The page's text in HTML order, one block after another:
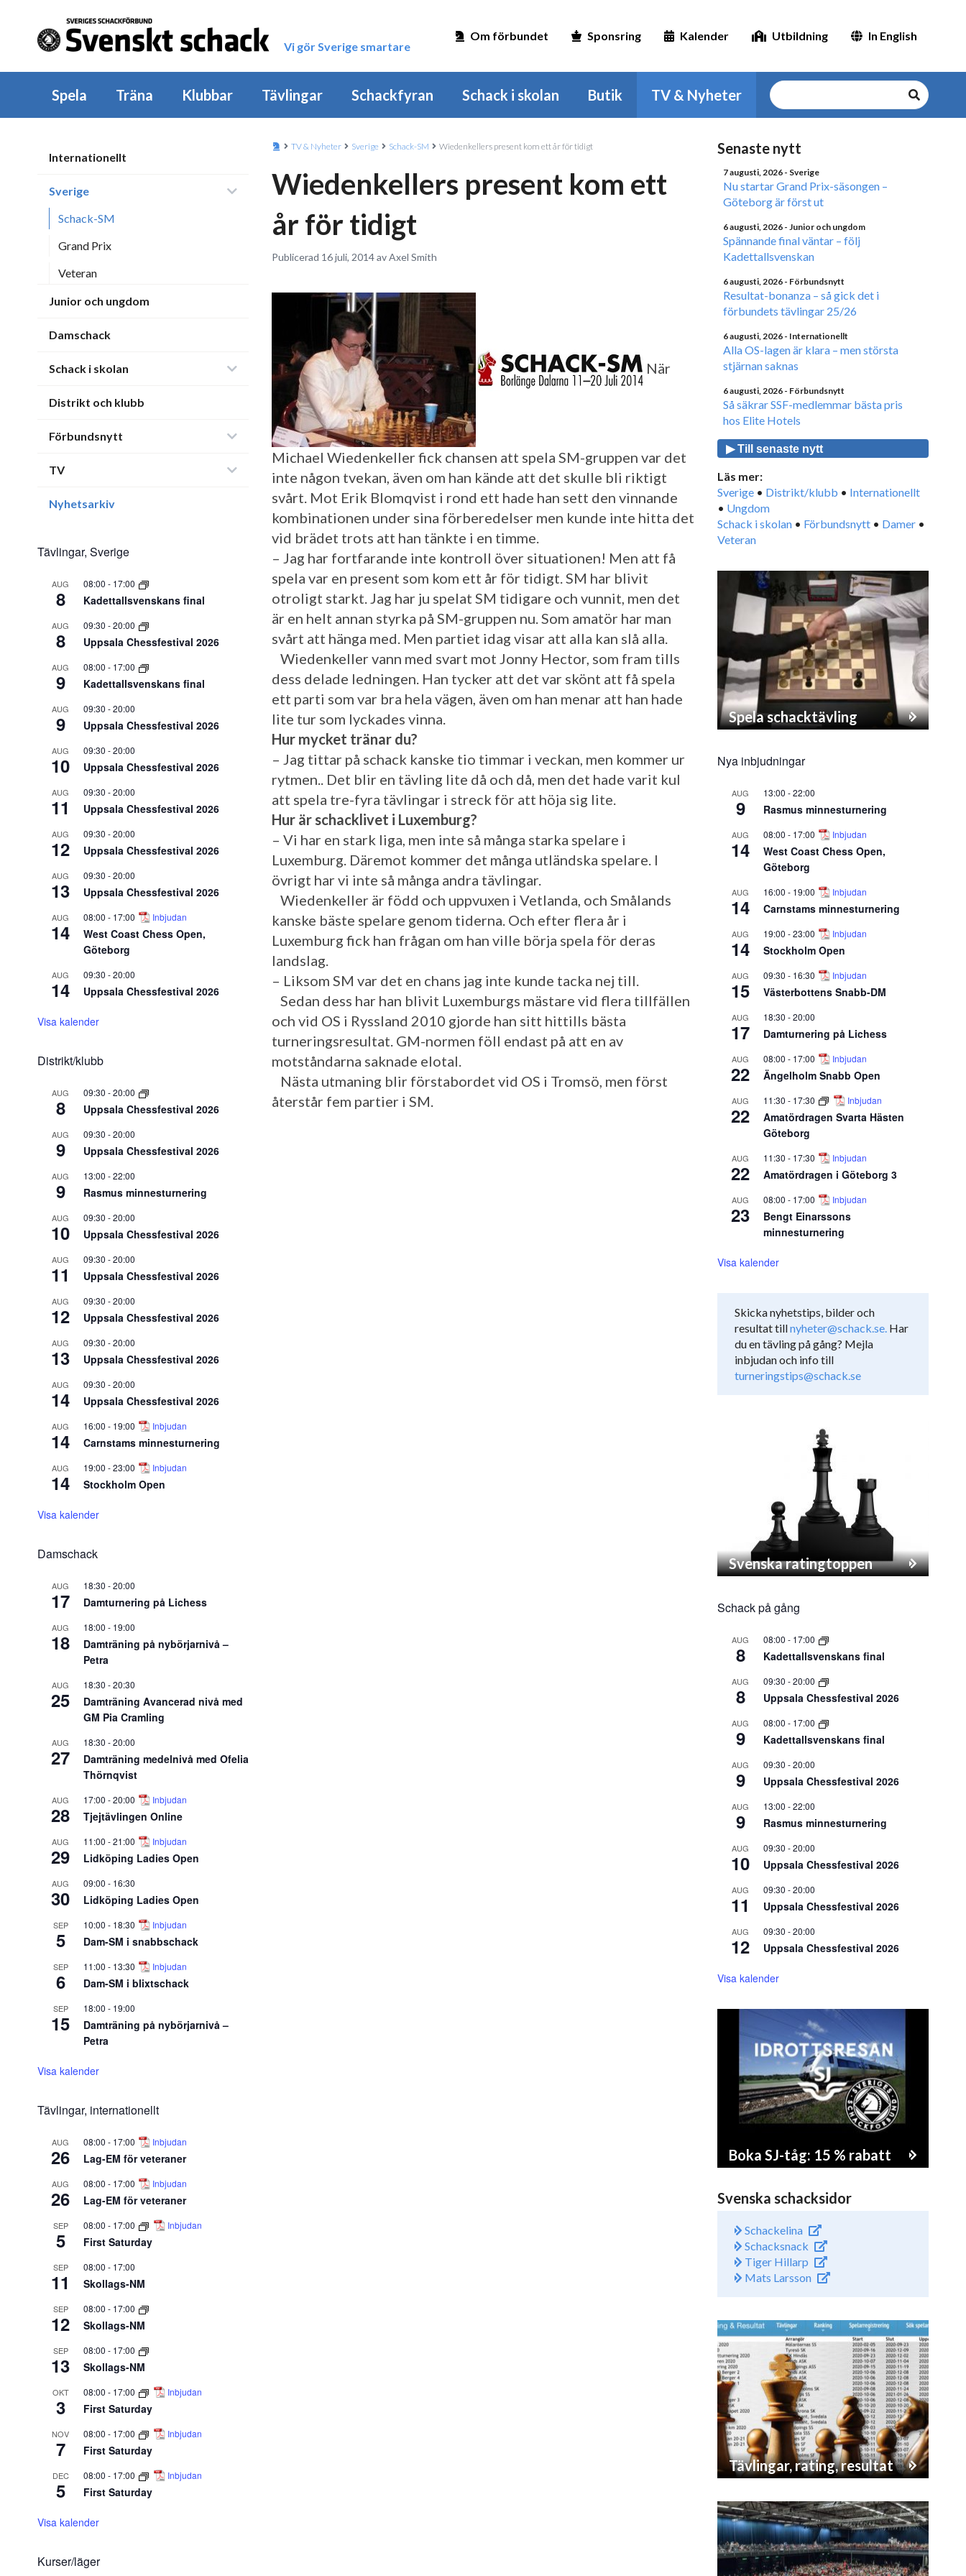
Vi gör Sverige smartare
Om förbundet Sponsring Kalender Utbildning In English
Spela Träna Klubbar Tävlingar Schackfyran Schack i skolan Butik TV & Nyheter
Internationellt
Sverige
Schack-SM
Grand Prix
Veteran
Junior och ungdom
Damschack
Schack i skolan
Distrikt och klubb
Förbundsnytt
TV
Nyhetsarkiv
Tävlingar, Sverige
AUG
8
08:00 - 17:00
Kadettallsvenskans final
AUG
8
09:30 -20:00
Uppsala Chessfestival 2026
AUG
9
08:00 - 17:00
Kadettallsvenskans final
AUG
9
09:30 -20:00
Uppsala Chessfestival 2026
AUG
10
09:30 -20:00
Uppsala Chessfestival 2026
AUG
11
09:30 -20:00
Uppsala Chessfestival 2026
AUG
12
09:30 -20:00
Uppsala Chessfestival 2026
AUG
13
09:30 -20:00
Uppsala Chessfestival 2026
AUG
14
08:00 - 17:00 Inbjudan
West Coast Chess Open,
Göteborg
AUG
14
09:30 -20:00
Uppsala Chessfestival 2026
Visa kalender
Distrikt/klubb
AUG
8
09:30 -20:00
Uppsala Chessfestival 2026
AUG
9
09:30 -20:00
Uppsala Chessfestival 2026
AUG
9
13:00 -22:00
Rasmus minnesturnering
AUG
10
09:30 -20:00
Uppsala Chessfestival 2026
AUG
11
09:30 -20:00
Uppsala Chessfestival 2026
AUG
12
09:30 -20:00
Uppsala Chessfestival 2026
AUG
13
09:30 -20:00
Uppsala Chessfestival 2026
AUG
14
09:30 -20:00
Uppsala Chessfestival 2026
AUG
14
16:00 - 19:00 Inbjudan
Carnstams minnesturnering
AUG
14
19:00 -23:00 Inbjudan
Stockholm Open
Visa kalender
Damschack
AUG
17
18:30 -20:00
Damturnering på Lichess
AUG
18
18:00 - 19:00
Damträning på nybörjarnivå –
Petra
AUG
25
18:30 -20:30
Damträning Avancerad nivå med
GM Pia Cramling
AUG
27
18:30 -20:00
Damträning medelnivå med Ofelia
Thörnqvist
AUG
28
17:00 -20:00 Inbjudan
Tjejtävlingen Online
AUG
29
11:00 -21:00 Inbjudan
Lidköping Ladies Open
AUG
30
09:00 - 16:30
Lidköping Ladies Open
SEP
5
10:00 - 18:30 Inbjudan
Dam-SM i snabbschack
SEP
6
11:00 - 13:30 Inbjudan
Dam-SM i blixtschack
SEP
15
18:00 - 19:00
Damträning på nybörjarnivå –
Petra
Visa kalender
Tävlingar, internationellt
AUG
26
08:00 - 17:00 Inbjudan
Lag-EM för veteraner
AUG
26
08:00 - 17:00 Inbjudan
Lag-EM för veteraner
SEP
5
08:00 - 17:00 Inbjudan
First Saturday
SEP
11
08:00 - 17:00
Skollags-NM
SEP
12
08:00 - 17:00
Skollags-NM
SEP
13
08:00 - 17:00
Skollags-NM
OKT
3
08:00 - 17:00 Inbjudan
First Saturday
NOV
7
08:00 - 17:00 Inbjudan
First Saturday
DEC
5
08:00 - 17:00 Inbjudan
First Saturday
Visa kalender
Kurser/läger
TV & Nyheter Sverige Schack-SM Wiedenkellers present kom ett år för tidigt
Wiedenkellers present kom ett
år för tidigt
Publicerad 16 juli, 2014 av Axel Smith
När
Michael Wiedenkeller fick chansen att spela SM-gruppen var det
inte någon tvekan, även om han kände att det skulle bli riktigt
svårt. Mot Erik Blomqvist i rond ett hade han sett den vinnande
kombinationen under sina förberedelser men kunde inte hitta det
vid brädet trots att han tänkte i en timme.
– Jag har fortfarande inte kontroll över situationen! Men att få
spela var en present som kom ett år för tidigt. SM har blivit
otroligt starkt. Jag har ju spelat SM tidigare och vunnit, men det
är en helt annan styrka på SM-gruppen nu. Som amatör har man
svårt att hänga med. Men partiet idag visar att alla kan slå alla.
Wiedenkeller vann med svart mot Jonny Hector, som fram tills
dess delade ledningen. Han tycker att det var skönt att få spela
ett parti som var bra hela vägen, även om han menar att han hade
lite tur som lyckades vinna.
Hur mycket tränar du?
– Jag tittar på schack kanske tio timmar i veckan, men kommer ur
rytmen.. Det blir en tävling lite då och då, men det hade varit kul
att spela tre-fyra tävlingar i streck för att höja sig lite.
Hur är schacklivet i Luxemburg?
– Vi har en stark liga, men inte så många starka spelare i
Luxemburg. Däremot kommer det många utländska spelare. I
övrigt har vi inte så många andra tävlingar.
Wiedenkeller är född och uppvuxen i Vetlanda, och Smålands
kanske bäste spelare genom tiderna. Och efter flera år i
Luxemburg fick han frågan om han ville börja spela för deras
landslag.
– Liksom SM var det en chans jag inte kunde tacka nej till.
Sedan dess har han blivit Luxemburgs mästare vid flera tillfällen
och vid OS i Ryssland 2010 gjorde han sitt hittills bästa
turneringsresultat. GM-normen föll endast på att en av
motståndarna saknade elotal.
Nästa utmaning blir förstabordet vid OS i Tromsö, men först
återstår fem partier i SM.
Senaste nytt
7 augusti, 2026 - Sverige
Nu startar Grand Prix-säsongen –
Göteborg är först ut
6 augusti, 2026 - Junior och ungdom
Spännande final väntar – följ
Kadettallsvenskan
6 augusti, 2026 - Förbundsnytt
Resultat-bonanza – så gick det i
förbundets tävlingar 25/26
6 augusti, 2026 - Internationellt
Alla OS-lagen är klara – men största
stjärnan saknas
6 augusti, 2026 - Förbundsnytt
Så säkrar SSF-medlemmar bästa pris
hos Elite Hotels
▶ Till senaste nytt
Läs mer:
Sverige • Distrikt/klubb • Internationellt
• Ungdom
Schack i skolan • Förbundsnytt • Damer •
Veteran
Spela schacktävling
Nya inbjudningar
AUG
9
13:00 -22:00
Rasmus minnesturnering
AUG
14
08:00 - 17:00 Inbjudan
West Coast Chess Open,
Göteborg
AUG
14
16:00 - 19:00 Inbjudan
Carnstams minnesturnering
AUG
14
19:00 -23:00 Inbjudan
Stockholm Open
AUG
15
09:30 - 16:30 Inbjudan
Västerbottens Snabb-DM
AUG
17
18:30 -20:00
Damturnering på Lichess
AUG
22
08:00 - 17:00 Inbjudan
Ängelholm Snabb Open
AUG
22
11:30 - 17:30 Inbjudan
Amatördragen Svarta Hästen
Göteborg
AUG
22
11:30 - 17:30 Inbjudan
Amatördragen i Göteborg 3
AUG
23
08:00 - 17:00 Inbjudan
Bengt Einarssons
minnesturnering
Visa kalender
Skicka nyhetstips, bilder och
resultat tillnyheter@schack.se. Har
du en tävling på gång? Mejla
inbjudan och info till
turneringstips@schack.se
Svenska ratingtoppen
Schack på gång
AUG
8
08:00 - 17:00
Kadettallsvenskans final
AUG
8
09:30 -20:00
Uppsala Chessfestival 2026
AUG
9
08:00 - 17:00
Kadettallsvenskans final
AUG
9
09:30 -20:00
Uppsala Chessfestival 2026
AUG
9
13:00 -22:00
Rasmus minnesturnering
AUG
10
09:30 -20:00
Uppsala Chessfestival 2026
AUG
11
09:30 -20:00
Uppsala Chessfestival 2026
AUG
12
09:30 -20:00
Uppsala Chessfestival 2026
Visa kalender
Boka SJ-tåg: 15 % rabatt
Svenska schacksidor
Schackelina
Schacksnack
Tiger Hillarp
Mats Larsson
Tävlingar, rating, resultat